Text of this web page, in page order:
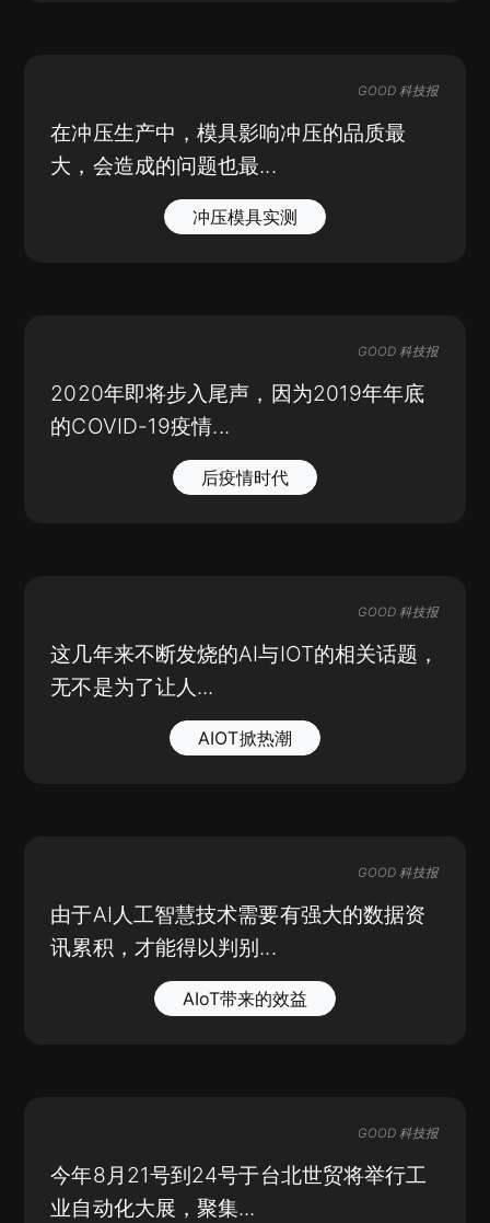
GOOD 科技报
在冲压生产中，模具影响冲压的品质最
大，会造成的问题也最...
冲压模具实测
GOOD 科技报
2020年即将步入尾声，因为2019年年底
的COVID-19疫情...
后疫情时代
GOOD 科技报
这几年来不断发烧的AI与IOT的相关话题，
无不是为了让人...
AIOT掀热潮
GOOD 科技报
由于AI人工智慧技术需要有强大的数据资
讯累积，才能得以判别...
AIoT带来的效益
GOOD 科技报
今年8月21号到24号于台北世贸将举行工
业自动化大展，聚集...